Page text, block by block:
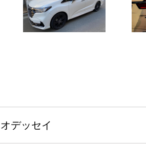
オデッセイ